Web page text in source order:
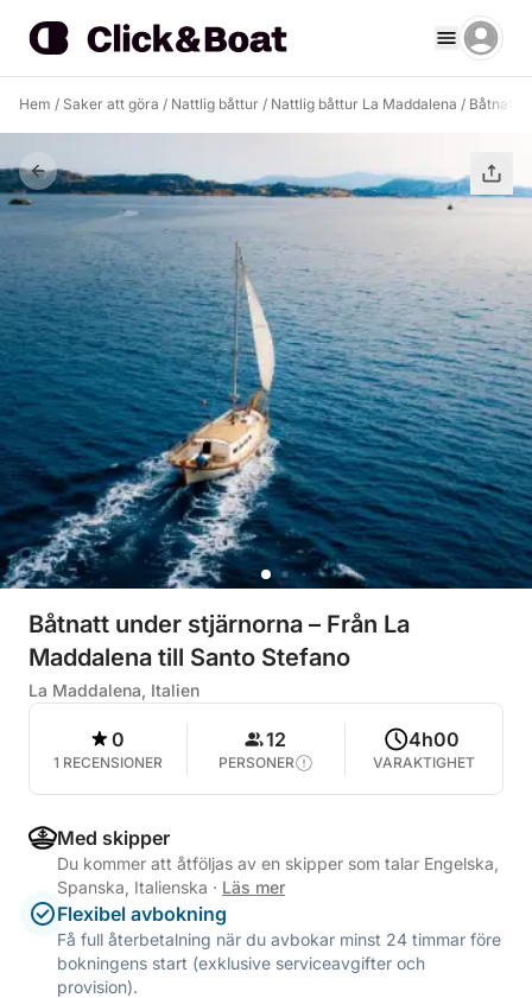
Hem / Saker att göra / Nattlig båttur / Nattlig båttur La Maddalena / Båtnatt
Båtnatt under stjärnorna – Från La
Maddalena till Santo Stefano
La Maddalena, Italien
0
1 RECENSIONER
12
PERSONER
4h00
VARAKTIGHET
Med skipper
Du kommer att åtföljas av en skipper som talar Engelska,
Spanska, Italienska · Läs mer
Flexibel avbokning
Få full återbetalning när du avbokar minst 24 timmar före
bokningens start (exklusive serviceavgifter och
provision).